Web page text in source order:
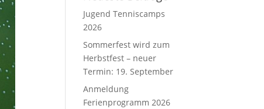
Jugend Tenniscamps
2026
Sommerfest wird zum
Herbstfest – neuer
Termin: 19. September
Anmeldung
Ferienprogramm 2026